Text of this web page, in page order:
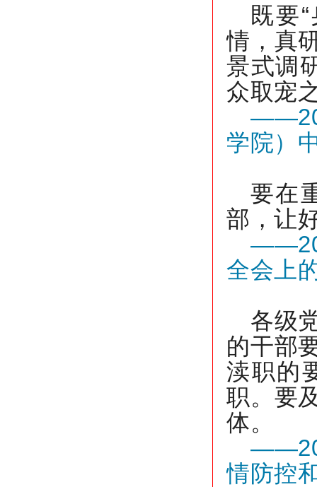
既要
情，真
景式调
众取宠
学院）
要在
部，让
全会上
各级
的干部
渎职的
职。要
体。
情防控